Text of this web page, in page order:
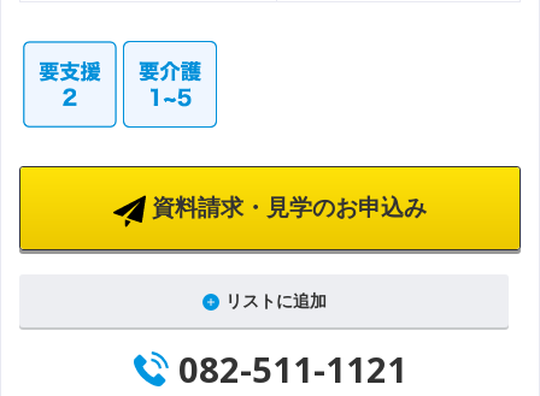
資料請求・見学のお申込み
リストに追加
082-511-1121